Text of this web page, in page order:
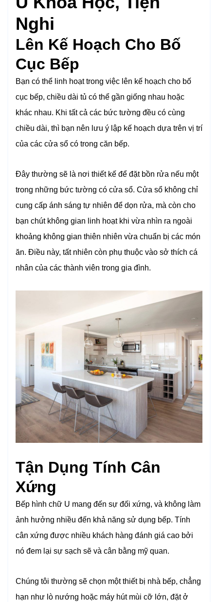
Nghi
Lên Kế Hoạch Cho Bố
Cục Bếp
Bạn có thể linh hoạt trong việc lên kế hoạch cho bố
cục bếp, chiều dài tủ có thể gần giống nhau hoặc
khác nhau. Khi tất cả các bức tường đều có cùng
chiều dài, thì bạn nên lưu ý lập kế hoạch dựa trên vị trí
của các cửa sổ có trong căn bếp.
Đây thường sẽ là nơi thiết kế để đặt bồn rửa nếu một
trong những bức tường có cửa sổ. Cửa sổ không chỉ
cung cấp ánh sáng tự nhiên để dọn rửa, mà còn cho
bạn chút không gian linh hoạt khi vừa nhìn ra ngoài
khoảng không gian thiên nhiên vừa chuẩn bị các món
ăn. Điều này, tất nhiên còn phụ thuộc vào sở thích cá
nhân của các thành viên trong gia đình.
Tận Dụng Tính Cân
Xứng
Bếp hình chữ U mang đến sự đối xứng, và không làm
ảnh hưởng nhiều đến khả năng sử dụng bếp. Tính
cân xứng được nhiều khách hàng đánh giá cao bởi
nó đem lại sự sạch sẽ và cân bằng mỹ quan.
Chúng tôi thường sẽ chọn một thiết bị nhà bếp, chẳng
hạn như lò nướng hoặc máy hút mùi cỡ lớn, đặt ở